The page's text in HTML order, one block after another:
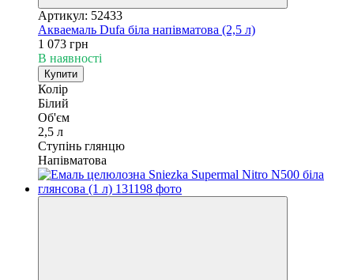
Артикул: 52433
Акваемаль Dufa біла напівматова (2,5 л)
1 073 грн
В наявності
Купити
Колір
Білий
Об'єм
2,5 л
Ступінь глянцю
Напівматова